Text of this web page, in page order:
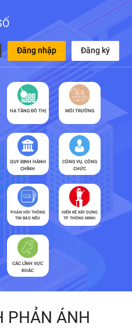
Đăng nhập Đăng ký
HẠ TẦNG ĐÔ THỊ MÔI TRƯỜNG
QUY ĐỊNH HÀNH
CHÍNH
CÔNG VỤ, CÔNG
CHỨC
PHẢN HỒI THÔNG
TIN BÁO NÊU
HIẾN KẾ XÂY DỰNG
TP THÔNG MINH
CÁC LĨNH VỰC
KHÁC
PHẢN ÁNH